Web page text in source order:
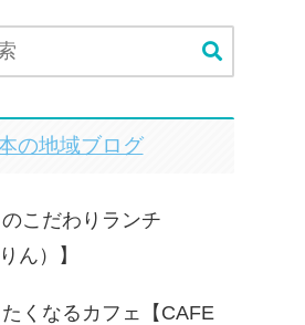
の地域ブログ
こだわりランチ
ん）】
くなるカフェ【CAFE